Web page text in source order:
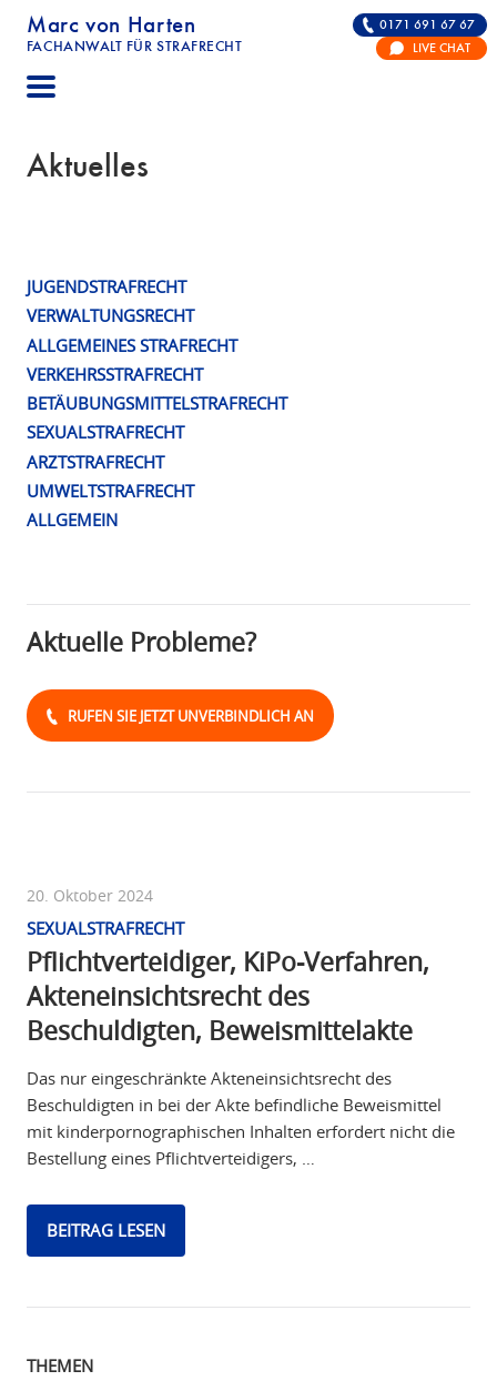
Marc von Harten
FACHANWALT FÜR STRAFRECHT
STRAFRECHT | RECHTSANWALT FÜR DIE
0171 691 67 67
LIVE CHAT
Aktuelles
Schlagwort:
Pflichtverteidiger
JUGENDSTRAFRECHT
VERWALTUNGSRECHT
ALLGEMEINES STRAFRECHT
VERKEHRSSTRAFRECHT
BETÄUBUNGSMITTELSTRAFRECHT
SEXUALSTRAFRECHT
ARZTSTRAFRECHT
UMWELTSTRAFRECHT
ALLGEMEIN
Aktuelle Probleme?
RUFEN SIE JETZT UNVERBINDLICH AN
20. Oktober 2024
SEXUALSTRAFRECHT
Pflichtverteidiger, KiPo-Verfahren,
Akteneinsichtsrecht des
Beschuldigten, Beweismittelakte
Das nur eingeschränkte Akteneinsichtsrecht des
Beschuldigten in bei der Akte befindliche Beweismittel
mit kinderpornographischen Inhalten erfordert nicht die
Bestellung eines Pflichtverteidigers, …
BEITRAG LESEN
THEMEN